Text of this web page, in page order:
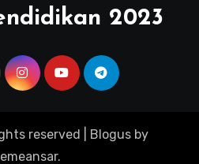
2023
reserved Blogus by
.